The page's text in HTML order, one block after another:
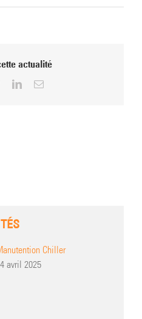
actualité
TwitterLinkedInEmail
Chiller
avril 2025